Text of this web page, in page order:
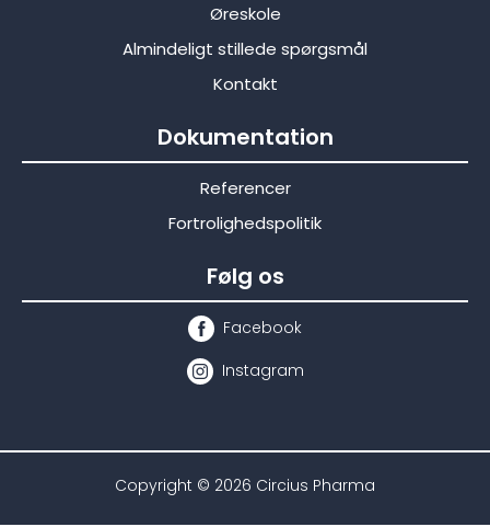
Øreskole
Almindeligt stillede spørgsmål
Kontakt
Dokumentation
Referencer
Fortrolighedspolitik
Følg os
Facebook
Instagram
Copyright © 2026 Circius Pharma